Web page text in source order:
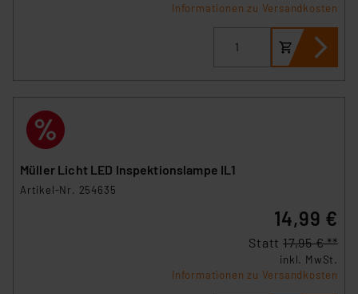
Informationen zu Versandkosten
Müller Licht LED Inspektionslampe IL1
Artikel-Nr. 254635
14,99 €
Statt 17,95 € **
inkl. MwSt.
Informationen zu Versandkosten